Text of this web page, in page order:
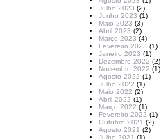
Julho 2023 (2)
Junho 2023 (1)
Maio 2023 (3)
Abril 2023 (2)
Março 2023 (4)
Fevereiro 2023 (1)
Janeiro 2023 (1)
Dezembro 2022 (2)
Novembro 2022 (1)
Agosto 2022 (1)
Julho 2022 (1)
Maio 2022 (2)
Abril 2022 (1)
Março 2022 (1)
Fevereiro 2022 (1)
Outubro 2021 (2)
Agosto 2021 (2)
Julho 2021 (1)